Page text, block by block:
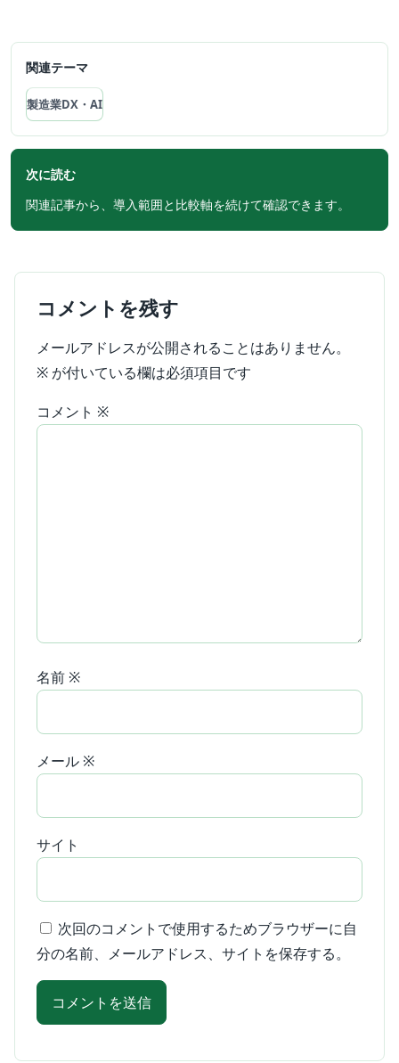
関連テーマ
製造業DX・AI
次に読む
関連記事から、導入範囲と比較軸を続けて確認できます。
コメントを残す
メールアドレスが公開されることはありません。
※ が付いている欄は必須項目です
コメント ※
名前 ※
メール ※
サイト
次回のコメントで使用するためブラウザーに自
分の名前、メールアドレス、サイトを保存する。